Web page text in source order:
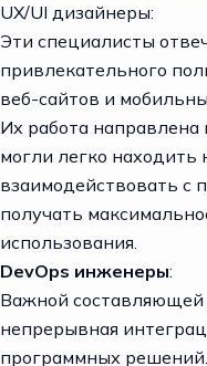
UX/UI дизайнеры:
Эти специалисты
привлекательного
веб-сайтов и
Их работа направлена
могли легко
взаимодействовать с
получать
использования.
DevOps инженеры:
Важной составляющей
непрерывная
программных